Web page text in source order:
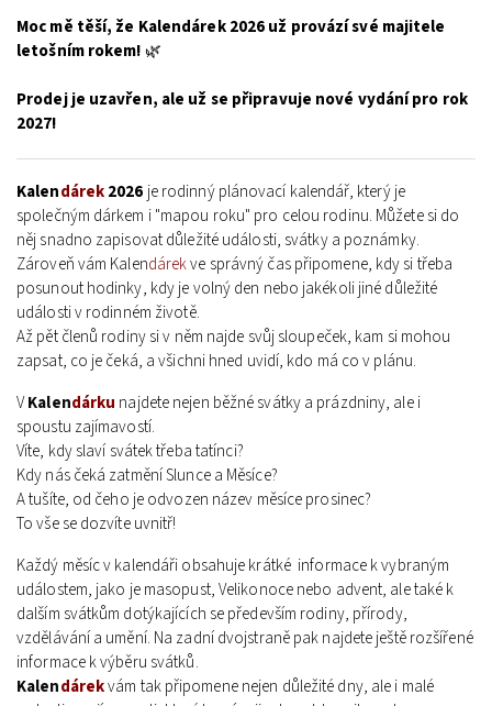
Moc mě těší, že Kalendárek 2026 už provází své majitele
letošním rokem! 🌿
Prodej je uzavřen, ale už se připravuje nové vydání pro rok
2027!
Kalendárek2026 je rodinný plánovací kalendář, který je
společným dárkem i "mapou roku" pro celou rodinu. Můžete si do
něj snadno zapisovat důležité události, svátky a poznámky.
Zároveň vám Kalendárekve správný čas připomene, kdy si třeba
posunout hodinky, kdy je volný den nebo jakékoli jiné důležité
události v rodinném životě.
Až pět členů rodiny si v něm najde svůj sloupeček, kam si mohou
zapsat, co je čeká, a všichni hned uvidí, kdo má co v plánu.
VKalendárku najdete nejen běžné svátky a prázdniny, ale i
spoustu zajímavostí.
Víte, kdy slaví svátek třeba tatínci?
Kdy nás čeká zatmění Slunce a Měsíce?
A tušíte, od čeho je odvozen název měsíce prosinec?
To vše se dozvíte uvnitř!
Každý měsíc v kalendáři obsahuje krátké informace k vybraným
událostem, jako je masopust, Velikonoce nebo advent, ale také k
dalším svátkům dotýkajících se především rodiny, přírody,
vzdělávání a umění. Na zadní dvojstraně pak najdete ještě rozšířené
informace k výběru svátků.
Kalendárekvám tak připomene nejen důležité dny, ale i malé